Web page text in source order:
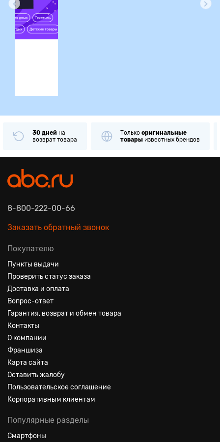
30 дней на
возврат товара
Только оригинальные
товары известных брендов
8-800-222-00-66
Заказать обратный звонок
Покупателю
Пункты выдачи
Проверить статус заказа
Доставка и оплата
Вопрос-ответ
Гарантия, возврат и обмен товара
Контакты
О компании
Франшиза
Карта сайта
Оставить жалобу
Пользовательское соглашение
Корпоративным клиентам
Популярные разделы
Смартфоны